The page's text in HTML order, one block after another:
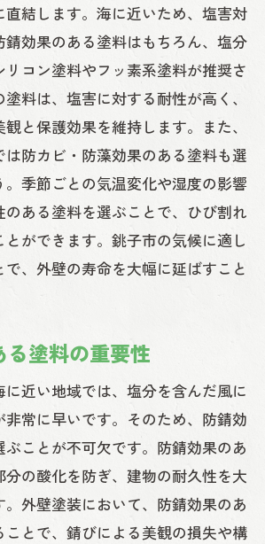
直結します。海に近いため、塩害対
効果のある塗料はもちろん、塩分
リコン塗料やフッ素系塗料が推奨さ
料は、塩害に対する耐性が高く、
と保護効果を維持します。また、
防カビ・防藻効果のある塗料も選
季節ごとの気温変化や湿度の影響
のある塗料を選ぶことで、ひび割れ
ができます。銚子市の気候に適し
、外壁の寿命を大幅に延ばすこと
る塗料の重要性
近い地域では、塩分を含んだ風に
非常に早いです。そのため、防錆効
ことが不可欠です。防錆効果のあ
分の酸化を防ぎ、建物の耐久性を大
外壁塗装において、防錆効果のあ
ことで、錆びによる美観の損失や構